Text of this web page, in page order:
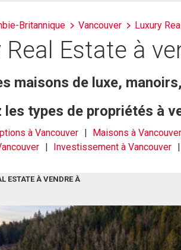
Britannique Vancouver Luxury
Real Estate à
maisons de luxe,
les types de propriétés à
à Vancouver Maisons à Vancouver
Investissement à Vancouver
ESTATE À VENDRE À